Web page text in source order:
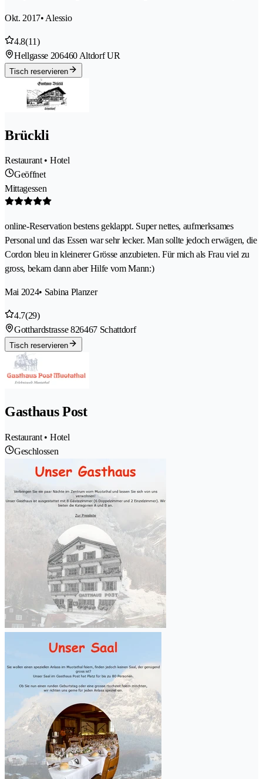
Okt. 2017• Alessio
4.8(11)
Hellgasse 206460 Altdorf UR
Tisch reservieren
Brückli
Restaurant • Hotel
Geöffnet
Mittagessen
online-Reservation bestens geklappt. Super nettes, aufmerksames
Personal und das Essen war sehr lecker. Man sollte jedoch erwägen, die
Cordon bleu in kleinerer Grösse anzubieten. Für mich als Frau viel zu
gross, bekam dann aber Hilfe vom Mann:)
Mai 2024• Sabina Planzer
4.7(29)
Gotthardstrasse 826467 Schattdorf
Tisch reservieren
Gasthaus Post
Restaurant • Hotel
Geschlossen